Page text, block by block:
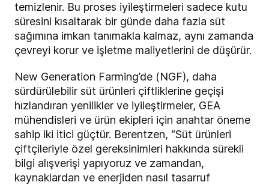
temizlenir. Bu proses iyileştirmeleri sadece kutu
süresini kısaltarak bir günde daha fazla süt
sağımına imkan tanımakla kalmaz, aynı zamanda
çevreyi korur ve işletme maliyetlerini de düşürür.
New Generation Farming’de (NGF), daha
sürdürülebilir süt ürünleri çiftliklerine geçişi
hızlandıran yenilikler ve iyileştirmeler, GEA
mühendisleri ve ürün ekipleri için anahtar öneme
sahip iki itici güçtür. Berentzen, “Süt ürünleri
çiftçileriyle özel gereksinimleri hakkında sürekli
bilgi alışverişi yapıyoruz ve zamandan,
kaynaklardan ve enerjiden nasıl tasarruf